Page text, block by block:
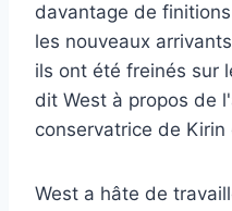
davantage de
les nouveaux
ils ont été freinés sur
dit West à propos de
conservatrice de
West a hâte de